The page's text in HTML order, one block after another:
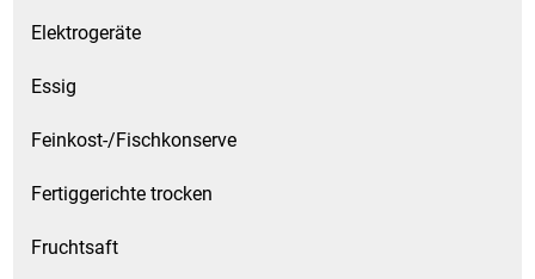
Elektrogeräte
Essig
Feinkost-/Fischkonserve
Fertiggerichte trocken
Fruchtsaft